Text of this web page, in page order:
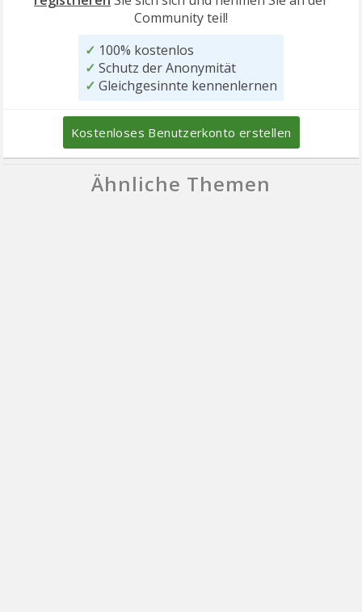
Community teil!
✓ 100% kostenlos
✓ Schutz der Anonymität
✓ Gleichgesinnte kennenlernen
Kostenloses Benutzerkonto erstellen
Ähnliche Themen